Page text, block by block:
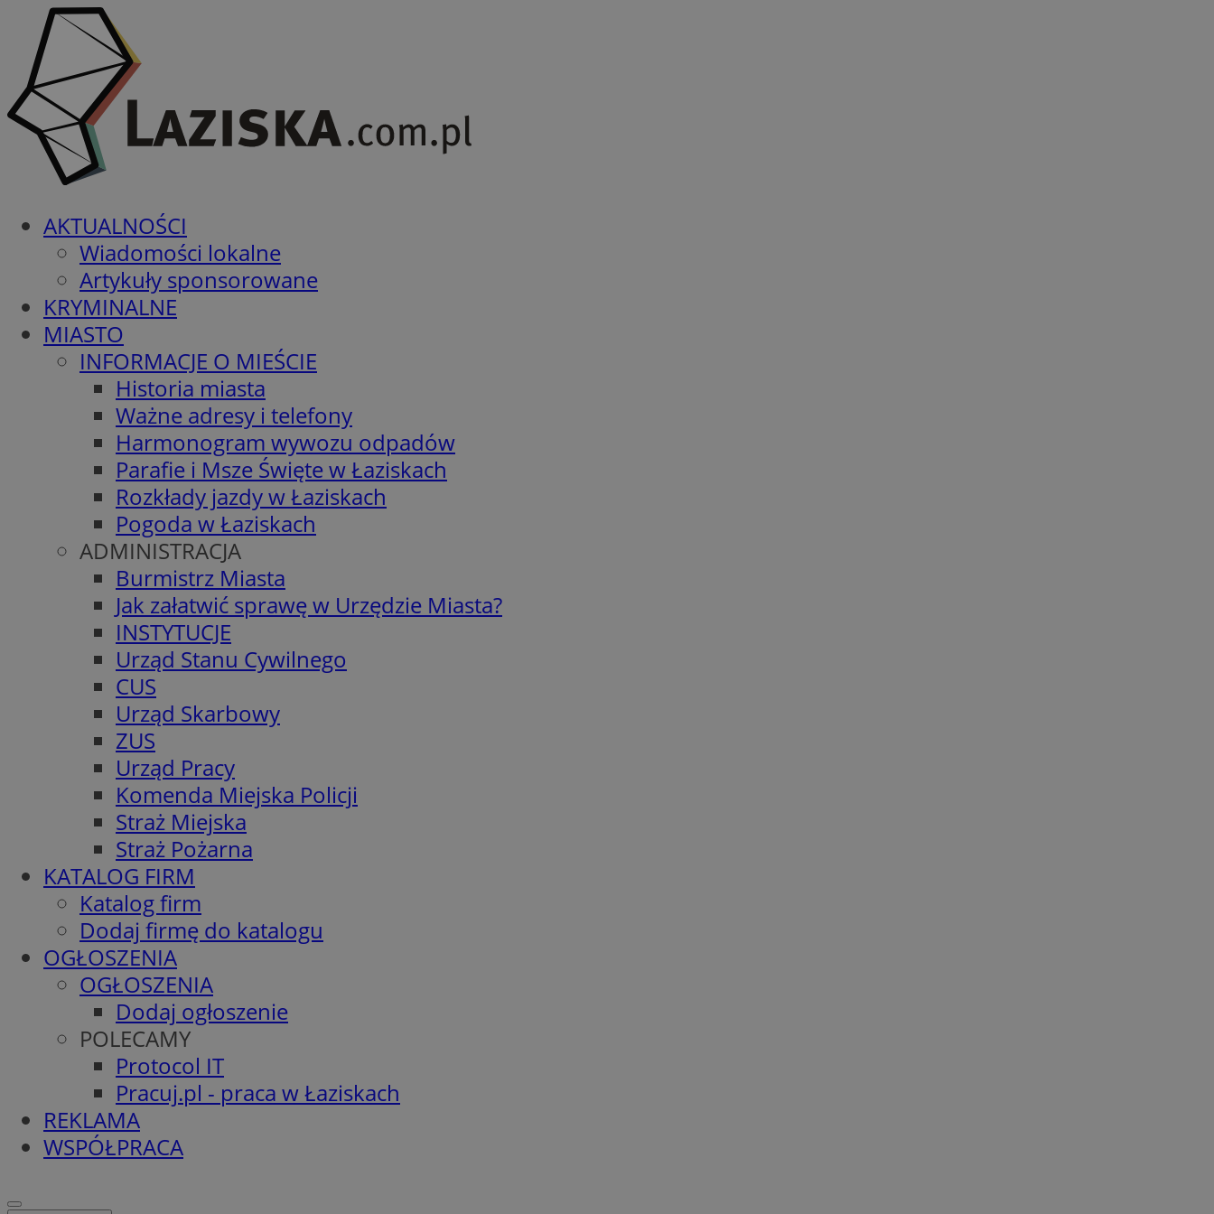
AKTUALNOŚCI
Wiadomości lokalne
Artykuły sponsorowane
KRYMINALNE
MIASTO
INFORMACJE O MIEŚCIE
Historia miasta
Ważne adresy i telefony
Harmonogram wywozu odpadów
Parafie i Msze Święte w Łaziskach
Rozkłady jazdy w Łaziskach
Pogoda w Łaziskach
ADMINISTRACJA
Burmistrz Miasta
Jak załatwić sprawę w Urzędzie Miasta?
INSTYTUCJE
Urząd Stanu Cywilnego
CUS
Urząd Skarbowy
ZUS
Urząd Pracy
Komenda Miejska Policji
Straż Miejska
Straż Pożarna
KATALOG FIRM
Katalog firm
Dodaj firmę do katalogu
OGŁOSZENIA
OGŁOSZENIA
Dodaj ogłoszenie
POLECAMY
Protocol IT
Pracuj.pl - praca w Łaziskach
REKLAMA
WSPÓŁPRACA